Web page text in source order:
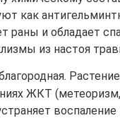
как
раны и обладает
из настоя
ЖКТ
воспаление